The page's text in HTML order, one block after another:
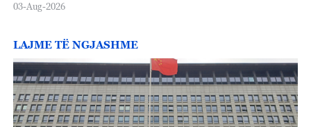
03-Aug-2026
LAJME TË NGJASHME